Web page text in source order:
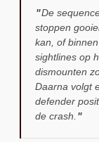
De
stoppen
kan, of
sightlines op
dismounten
Daarna volgt
defender
de crash.